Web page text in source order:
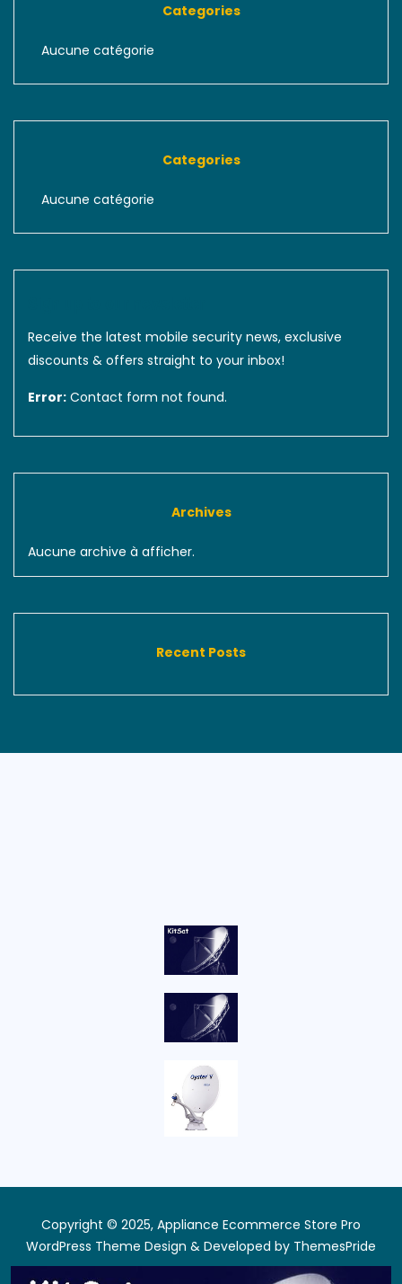
Categories
Aucune catégorie
Categories
Aucune catégorie
Receive the latest mobile security news, exclusive
discounts & offers straight to your inbox!
Error: Contact form not found.
Archives
Aucune archive à afficher.
Recent Posts
Copyright © 2025, Appliance Ecommerce Store Pro
WordPress Theme Design & Developed by ThemesPride